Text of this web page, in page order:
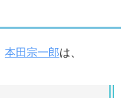
本田宗一郎は、